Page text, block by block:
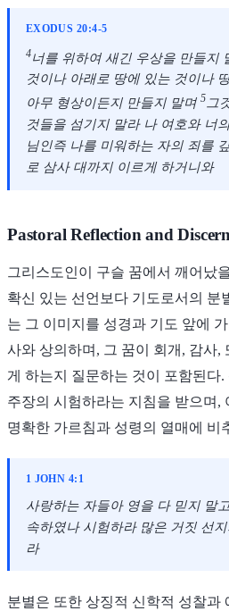
EXODUS 20:4-5
4너를 위하여 새긴 우상을 만들지
것이나 아래로 땅에 있는 것이나
아무 형상이든지 만들지 말며 5그
것들을 섬기지 말라 나 여호와 너
님인즉 나를 미워하는 자의 죄를
로 삼사 대까지 이르게 하거니와
Pastoral Reflection and
그리스도인이 구슬 꿈에서 깨어났
확신 있는 선언보다 기도로서의 분
는 그 이미지를 성경과 기도 앞에
사와 상의하며, 그 꿈이 회개, 감사,
게 하는지 질문하는 것이 포함된다.
주장의 시험하라는 지침을 받으며,
명확한 가르침과 성령의 열매에 비
1 JOHN 4:1
사랑하는 자들아 영을 다 믿지 말
속하였나 시험하라 많은 거짓 선
라
분별은 또한 상징적 신학적 성찰과